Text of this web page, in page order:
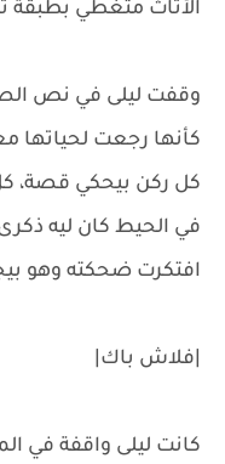
الأثاث متغطي بطبقة
وقفت ليلى في نص
كأنها رجعت لحياتها
كل ركن بيحكي قصة،
في الحيط كان ليه
افتكرت ضحكته وهو
|فلاش باك|
كانت ليلى واقفة في